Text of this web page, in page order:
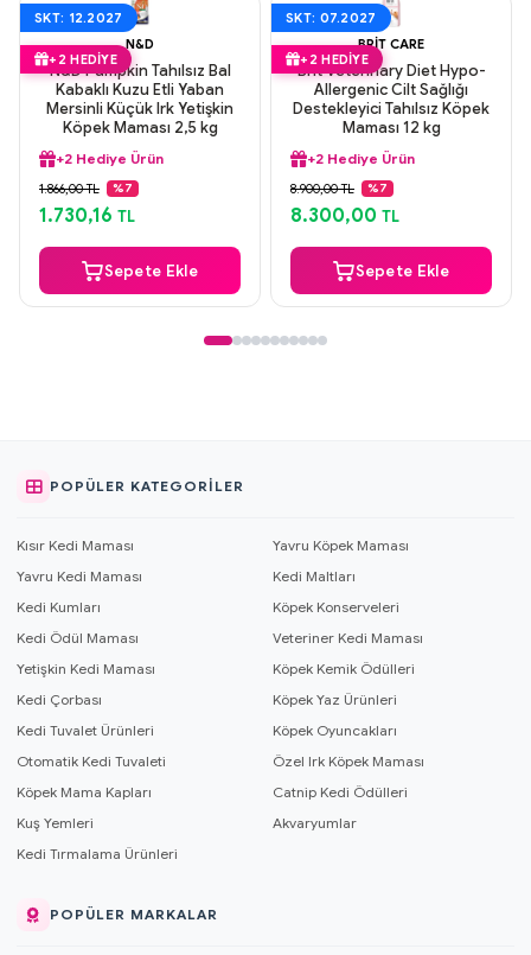
SKT: 12.2027
+2 HEDIYE
N&D
N&D Pumpkin Tahılsız Bal
Kabaklı Kuzu Etli Yaban
Mersinli Küçük Irk Yetişkin
Köpek Maması 2,5 kg
+2 Hediye Ürün
Aynı Gün Kargo
Orijinal Ürün
Güvenli Ödeme
1.866,00 TL %7
1.730,16 TL
Sepete Ekle
SKT: 07.2027
+2 HEDIYE
BRIT CARE
Brit Veterinary Diet Hypo-
Allergenic Cilt Sağlığı
Destekleyici Tahılsız Köpek
Maması 12 kg
+2 Hediye Ürün
Aynı Gün Kargo
Orijinal Ürün
Güvenli Ödeme
8.900,00 TL %7
8.300,00 TL
Sepete Ekle
POPÜLER KATEGORILER
Kısır Kedi Maması
Yavru Köpek Maması
Yavru Kedi Maması
Kedi Maltları
Kedi Kumları
Köpek Konserveleri
Kedi Ödül Maması
Veteriner Kedi Maması
Yetişkin Kedi Maması
Köpek Kemik Ödülleri
Kedi Çorbası
Köpek Yaz Ürünleri
Kedi Tuvalet Ürünleri
Köpek Oyuncakları
Otomatik Kedi Tuvaleti
Özel Irk Köpek Maması
Köpek Mama Kapları
Catnip Kedi Ödülleri
Kuş Yemleri
Akvaryumlar
Kedi Tırmalama Ürünleri
POPÜLER MARKALAR